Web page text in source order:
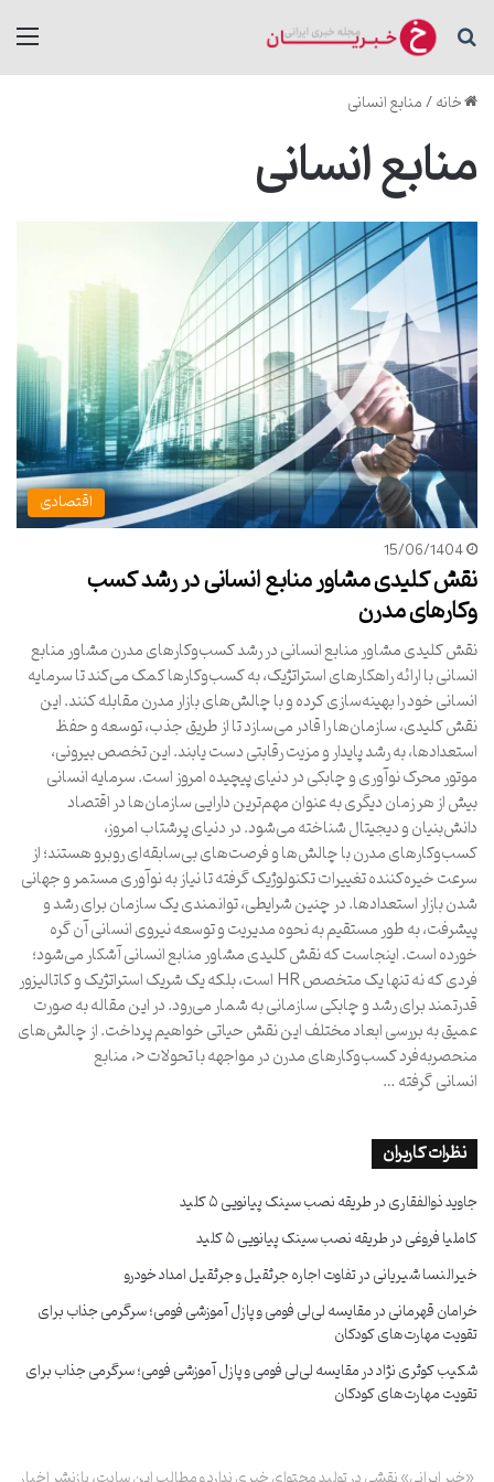
جستجو برای
خانه/منابع انسانی
منابع انسانی
اقتصادی
15/06/1404
نقش کلیدی مشاور منابع انسانی در رشد کسب
وکارهای مدرن
نقش کلیدی مشاور منابع انسانی در رشد کسب‌وکارهای مدرن مشاور منابع
انسانی با ارائه راهکارهای استراتژیک، به کسب‌وکارها کمک می‌کند تا سرمایه
انسانی خود را بهینه‌سازی کرده و با چالش‌های بازار مدرن مقابله کنند. این
نقش کلیدی، سازمان‌ها را قادر می‌سازد تا از طریق جذب، توسعه و حفظ
استعدادها، به رشد پایدار و مزیت رقابتی دست یابند. این تخصص بیرونی،
موتور محرک نوآوری و چابکی در دنیای پیچیده امروز است. سرمایه انسانی
بیش از هر زمان دیگری به عنوان مهم‌ترین دارایی سازمان‌ها در اقتصاد
دانش‌بنیان و دیجیتال شناخته می‌شود. در دنیای پرشتاب امروز،
کسب‌وکارهای مدرن با چالش‌ها و فرصت‌های بی‌سابقه‌ای روبرو هستند؛ از
سرعت خیره‌کننده تغییرات تکنولوژیک گرفته تا نیاز به نوآوری مستمر و جهانی
شدن بازار استعدادها. در چنین شرایطی، توانمندی یک سازمان برای رشد و
پیشرفت، به طور مستقیم به نحوه مدیریت و توسعه نیروی انسانی آن گره
خورده است. اینجاست که نقش کلیدی مشاور منابع انسانی آشکار می‌شود؛
فردی که نه تنها یک متخصص HR است، بلکه یک شریک استراتژیک و کاتالیزور
قدرتمند برای رشد و چابکی سازمانی به شمار می‌رود. در این مقاله به صورت
عمیق به بررسی ابعاد مختلف این نقش حیاتی خواهیم پرداخت. از چالش‌های
منحصربه‌فرد کسب‌وکارهای مدرن در مواجهه با تحولات <، منابع
انسانی گرفته …
نظرات کاربران
جاوید ذوالفقاریدرطریقه نصب سینک پیانویی ۵ کلید
کاملیا فروغیدرطریقه نصب سینک پیانویی ۵ کلید
خیرالنسا شیریانیدرتفاوت اجاره جرثقیل و جرثقیل امداد خودرو
خرامان قهرمانیدرمقایسه لی‌لی فومی و پازل آموزشی فومی؛ سرگرمی جذاب برای
تقویت مهارت‌های کودکان
شکیب کوثری نژاددرمقایسه لی‌لی فومی و پازل آموزشی فومی؛ سرگرمی جذاب برای
تقویت مهارت‌های کودکان